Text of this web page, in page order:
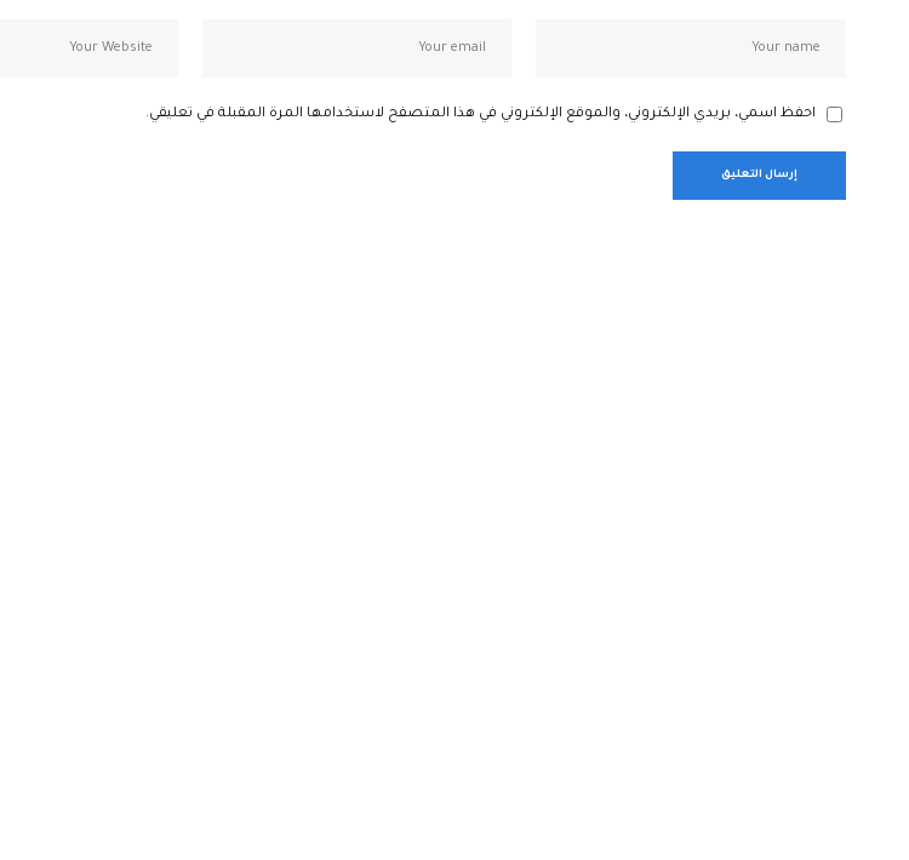
احفظ اسمي، بريدي الإلكتروني، والموقع الإلكتروني في هذا المتصفح لاستخدامها المرة المقبلة في تعليقي.